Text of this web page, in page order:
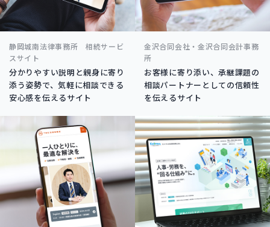
静岡城南法律事務所 相続サービ
スサイト
分かりやすい説明と親身に寄り
添う姿勢で、気軽に相談できる
安心感を伝えるサイト
金沢合同会社・金沢合同会計事務
所
お客様に寄り添い、承継課題の
相談パートナーとしての信頼性
を伝えるサイト